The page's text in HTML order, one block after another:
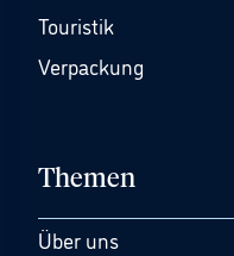
Touristik
Verpackung
Themen
Über uns